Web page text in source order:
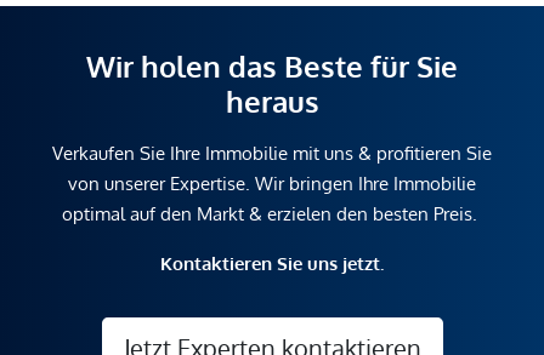
Wir holen das Beste für Sie
heraus
Verkaufen Sie Ihre Immobilie mit uns & profitieren Sie
von unserer Expertise. Wir bringen Ihre Immobilie
optimal auf den Markt & erzielen den besten Preis.
Kontaktieren Sie uns jetzt.
Jetzt Experten kontaktieren